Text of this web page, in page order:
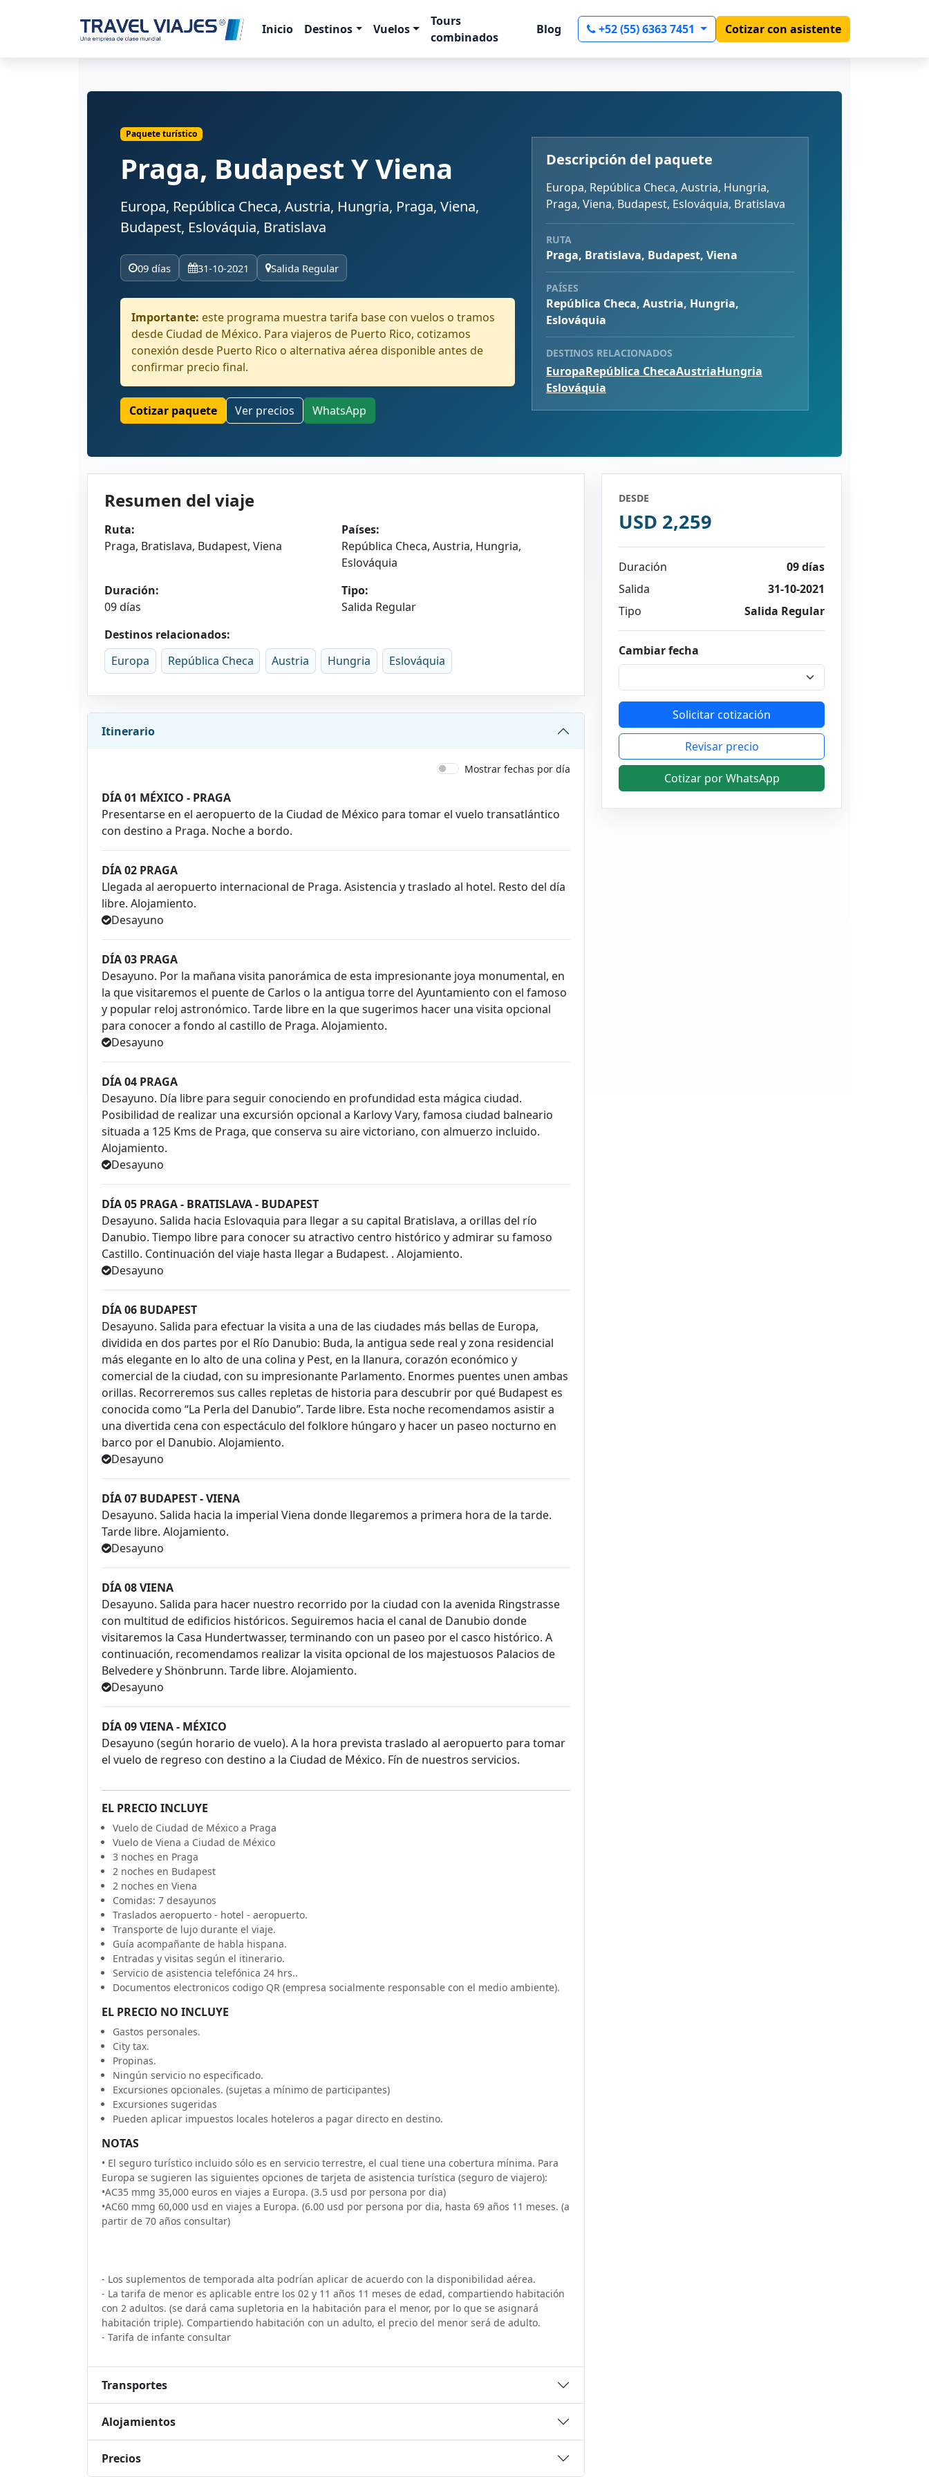
Inicio Destinos Vuelos
Tours
combinados
Blog +52 (55) 6363 7451 Cotizar con asistente
Paquete turístico
Praga, Budapest Y Viena
Europa, República Checa, Austria, Hungria, Praga, Viena,
Budapest, Eslováquia, Bratislava
09 días 31-10-2021 Salida Regular
Importante: este programa muestra tarifa base con vuelos o tramos
desde Ciudad de México. Para viajeros de Puerto Rico, cotizamos
conexión desde Puerto Rico o alternativa aérea disponible antes de
confirmar precio final.
Cotizar paquete Ver precios WhatsApp
Descripción del paquete
Europa, República Checa, Austria, Hungria,
Praga, Viena, Budapest, Eslováquia, Bratislava
RUTA
Praga, Bratislava, Budapest, Viena
PAÍSES
República Checa, Austria, Hungria,
Eslováquia
DESTINOS RELACIONADOS
EuropaRepública ChecaAustriaHungria
Eslováquia
Resumen del viaje
Ruta:
Praga, Bratislava, Budapest, Viena
Países:
República Checa, Austria, Hungria,
Eslováquia
Duración:
09 días
Tipo:
Salida Regular
Destinos relacionados:
Europa
República Checa Austria Hungria Eslováquia
Itinerario
Mostrar fechas por día
DÍA 01 MÉXICO - PRAGA
Presentarse en el aeropuerto de la Ciudad de México para tomar el vuelo transatlántico
con destino a Praga. Noche a bordo.
DÍA 02 PRAGA
Llegada al aeropuerto internacional de Praga. Asistencia y traslado al hotel. Resto del día
libre. Alojamiento.
Desayuno
DÍA 03 PRAGA
Desayuno. Por la mañana visita panorámica de esta impresionante joya monumental, en
la que visitaremos el puente de Carlos o la antigua torre del Ayuntamiento con el famoso
y popular reloj astronómico. Tarde libre en la que sugerimos hacer una visita opcional
para conocer a fondo al castillo de Praga. Alojamiento.
Desayuno
DÍA 04 PRAGA
Desayuno. Día libre para seguir conociendo en profundidad esta mágica ciudad.
Posibilidad de realizar una excursión opcional a Karlovy Vary, famosa ciudad balneario
situada a 125 Kms de Praga, que conserva su aire victoriano, con almuerzo incluido.
Alojamiento.
Desayuno
DÍA 05 PRAGA - BRATISLAVA - BUDAPEST
Desayuno. Salida hacia Eslovaquia para llegar a su capital Bratislava, a orillas del río
Danubio. Tiempo libre para conocer su atractivo centro histórico y admirar su famoso
Castillo. Continuación del viaje hasta llegar a Budapest. . Alojamiento.
Desayuno
DÍA 06 BUDAPEST
Desayuno. Salida para efectuar la visita a una de las ciudades más bellas de Europa,
dividida en dos partes por el Río Danubio: Buda, la antigua sede real y zona residencial
más elegante en lo alto de una colina y Pest, en la llanura, corazón económico y
comercial de la ciudad, con su impresionante Parlamento. Enormes puentes unen ambas
orillas. Recorreremos sus calles repletas de historia para descubrir por qué Budapest es
conocida como “La Perla del Danubio”. Tarde libre. Esta noche recomendamos asistir a
una divertida cena con espectáculo del folklore húngaro y hacer un paseo nocturno en
barco por el Danubio. Alojamiento.
Desayuno
DÍA 07 BUDAPEST - VIENA
Desayuno. Salida hacia la imperial Viena donde llegaremos a primera hora de la tarde.
Tarde libre. Alojamiento.
Desayuno
DÍA 08 VIENA
Desayuno. Salida para hacer nuestro recorrido por la ciudad con la avenida Ringstrasse
con multitud de edificios históricos. Seguiremos hacia el canal de Danubio donde
visitaremos la Casa Hundertwasser, terminando con un paseo por el casco histórico. A
continuación, recomendamos realizar la visita opcional de los majestuosos Palacios de
Belvedere y Shönbrunn. Tarde libre. Alojamiento.
Desayuno
DÍA 09 VIENA - MÉXICO
Desayuno (según horario de vuelo). A la hora prevista traslado al aeropuerto para tomar
el vuelo de regreso con destino a la Ciudad de México. Fín de nuestros servicios.
EL PRECIO INCLUYE
Vuelo de Ciudad de México a Praga
Vuelo de Viena a Ciudad de México
3 noches en Praga
2 noches en Budapest
2 noches en Viena
Comidas: 7 desayunos
Traslados aeropuerto - hotel - aeropuerto.
Transporte de lujo durante el viaje.
Guía acompañante de habla hispana.
Entradas y visitas según el itinerario.
Servicio de asistencia telefónica 24 hrs..
Documentos electronicos codigo QR (empresa socialmente responsable con el medio ambiente).
EL PRECIO NO INCLUYE
Gastos personales.
City tax.
Propinas.
Ningún servicio no especificado.
Excursiones opcionales. (sujetas a mínimo de participantes)
Excursiones sugeridas
Pueden aplicar impuestos locales hoteleros a pagar directo en destino.
NOTAS
• El seguro turístico incluido sólo es en servicio terrestre, el cual tiene una cobertura mínima. Para
Europa se sugieren las siguientes opciones de tarjeta de asistencia turística (seguro de viajero):
•AC35 mmg 35,000 euros en viajes a Europa. (3.5 usd por persona por dia)
•AC60 mmg 60,000 usd en viajes a Europa. (6.00 usd por persona por dia, hasta 69 años 11 meses. (a
partir de 70 años consultar)
- Los suplementos de temporada alta podrían aplicar de acuerdo con la disponibilidad aérea.
- La tarifa de menor es aplicable entre los 02 y 11 años 11 meses de edad, compartiendo habitación
con 2 adultos. (se dará cama supletoria en la habitación para el menor, por lo que se asignará
habitación triple). Compartiendo habitación con un adulto, el precio del menor será de adulto.
- Tarifa de infante consultar
Transportes
Alojamientos
Precios
DESDE
USD 2,259
Duración
09 días
Salida
31-10-2021
Tipo
Salida Regular
Cambiar fecha
Solicitar cotización
Revisar precio
Cotizar por WhatsApp